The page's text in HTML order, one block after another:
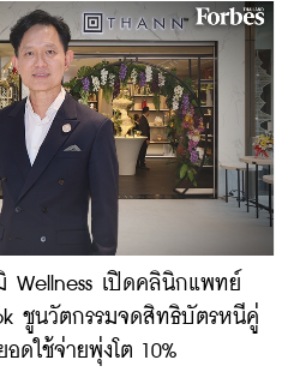
Wellness เปิดคลินิกแพทย์
ชูนวัตกรรมจดสิทธิบัตรหนีคู่
ดใช้จ่ายพุ่งโต 10%